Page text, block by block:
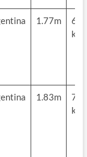
1.77m
69
kg
1.83m
78
kg